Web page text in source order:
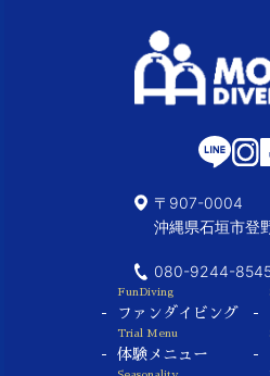
〒907-0004
沖縄県石垣市登
080-9244-
FunDiving
ファンダイビング
Trial Menu
体験メニュー